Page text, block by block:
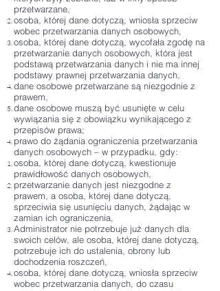
przetwarzane,
osoba, której dane dotyczą, wniosła sprzeciw
wobec przetwarzania danych osobowych,
osoba, której dane dotyczą, wycofała zgodę na
przetwarzanie danych osobowych, która jest
podstawą przetwarzania danych i nie ma innej
podstawy prawnej przetwarzania danych,
dane osobowe przetwarzane są niezgodnie z
prawem,
dane osobowe muszą być usunięte w celu
wywiązania się z obowiązku wynikającego z
przepisów prawa;
prawo do żądania ograniczenia przetwarzania
danych osobowych – w przypadku, gdy:
osoba, której dane dotyczą, kwestionuje
prawidłowość danych osobowych,
przetwarzanie danych jest niezgodne z
prawem, a osoba, której dane dotyczą,
sprzeciwia się usunięciu danych, żądając w
zamian ich ograniczenia,
Administrator nie potrzebuje już danych dla
swoich celów, ale osoba, której dane dotyczą,
potrzebuje ich do ustalenia, obrony lub
dochodzenia roszczeń,
osoba, której dane dotyczą, wniosła sprzeciw
wobec przetwarzania danych, do czasu